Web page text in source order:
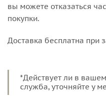
вы можете отказаться
покупки.
Доставка бесплатна при
*Действует ли в
служба, уточняйте у